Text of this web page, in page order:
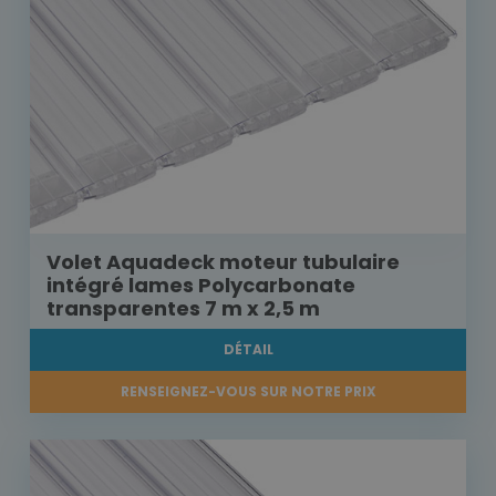
Volet Aquadeck moteur tubulaire
intégré lames Polycarbonate
transparentes 7 m x 2,5 m
DÉTAIL
RENSEIGNEZ-VOUS SUR NOTRE PRIX